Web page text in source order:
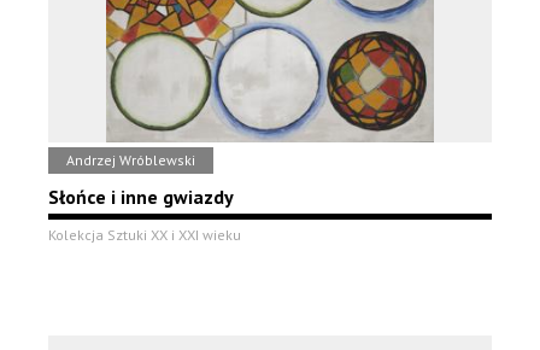
Andrzej Wróblewski
Słońce i inne gwiazdy
Kolekcja Sztuki XX i XXI wieku